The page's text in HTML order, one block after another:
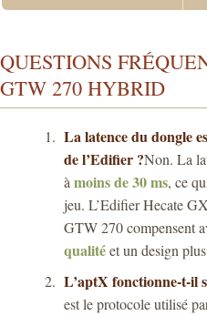
QUESTIONS
GTW 270 HYBRID
La latence du dongle
de l’Edifier ?Non. La
à moins de 30 ms, ce
jeu. L’Edifier Hecate
GTW 270 compensent
qualitéet un design
L’aptX fonctionne-t-il
est le protocole utilisé